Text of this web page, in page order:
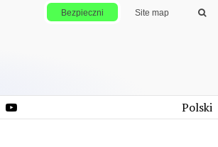
Bezpieczni Site map
Polski